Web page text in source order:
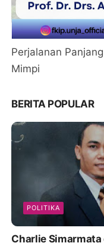
Perjalanan
Mimpi
BERITA POPULAR
POLITIKA
Charlie